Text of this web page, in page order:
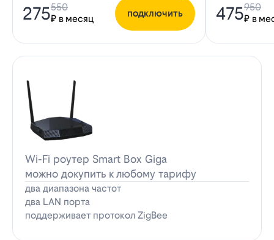
275₽ в месяц
550
подключить 475₽ в
950
Wi-Fi роутер Smart Box Giga
можно докупить к любому тарифу
два диапазона частот
два LAN порта
поддерживает протокол ZigBee